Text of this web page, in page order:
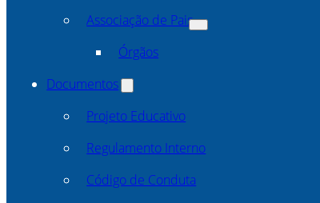
Associação de Pais
Órgãos
Documentos
Projeto Educativo
Regulamento Interno
Código de Conduta